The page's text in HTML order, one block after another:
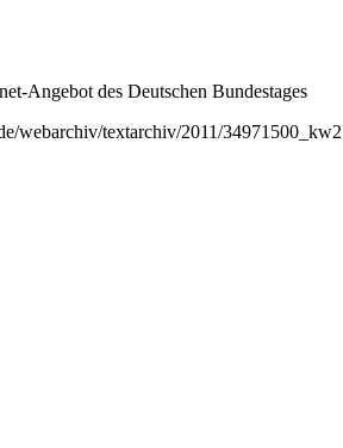
Angebot des Deutschen Bundestages
webarchiv/textarchiv/2011/